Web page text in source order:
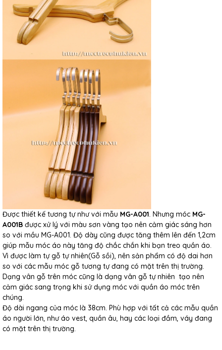
Được thiết kế tương tự như với mẫu MG-A001. Nhưng móc MG-
A001B được xử lý với màu sơn vàng tạo nên cảm giác sáng hơn
so với mầu MG-A001. Độ dày cũng được tăng thêm lên đến 1,2cm
giúp mẫu móc áo này tăng độ chắc chắn khi bạn treo quần áo.
Vì được làm tự gỗ tự nhiên(Gỗ sồi), nên sản phẩm có độ dai hơn
so với các mẫu móc gỗ tương tự đang có mặt trên thị trường.
Dạng vân gỗ trên móc cũng là dạng vân gỗ tự nhiên tạo nên
cảm giác sang trọng khi sử dụng móc với quần áo móc trên
chúng.
Độ dài ngang của móc là 38cm. Phù hợp với tất cả các mẫu quần
áo người lớn, như áo vest, quần âu, hay các loại đầm, váy đang
có mặt trên thị trường.